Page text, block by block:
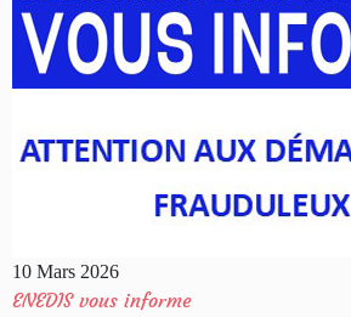
10 Mars 2026
ENEDIS vous informe